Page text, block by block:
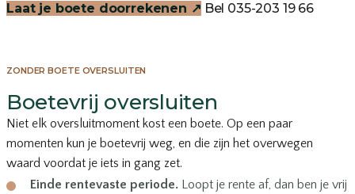
Laat je boete doorrekenen ↗ Bel 035-203 19 66
ZONDER BOETE OVERSLUITEN
Boetevrij oversluiten
Niet elk oversluitmoment kost een boete. Op een paar
momenten kun je boetevrij weg, en die zijn het overwegen
waard voordat je iets in gang zet.
Einde rentevaste periode. Loopt je rente af, dan ben je vrij